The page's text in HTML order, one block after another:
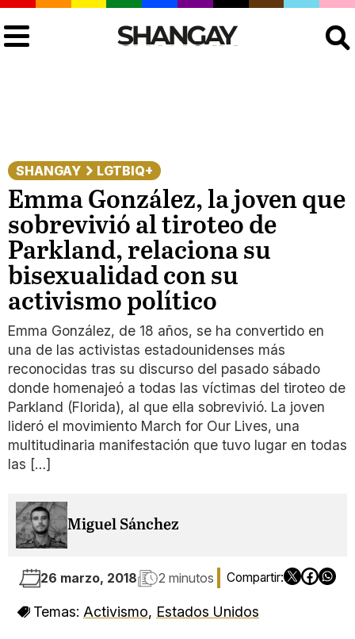
SHANGAY LGTBIQ+
Emma González, la joven que
sobrevivió al tiroteo de
Parkland, relaciona su
bisexualidad con su
activismo político
Emma González, de 18 años, se ha convertido en
una de las activistas estadounidenses más
reconocidas tras su discurso del pasado sábado
donde homenajeó a todas las víctimas del tiroteo de
Parkland (Florida), al que ella sobrevivió. La joven
lideró el movimiento March for Our Lives, una
multitudinaria manifestación que tuvo lugar en todas
las […]
Miguel Sánchez
26 marzo, 2018 2 minutos
Temas: Activismo, Estados Unidos